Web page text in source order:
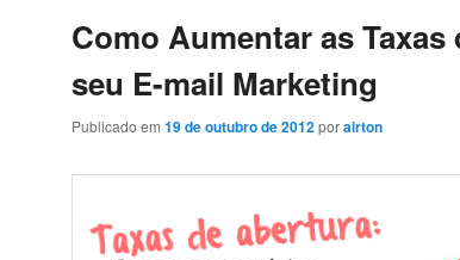
conteúdo
conteúdo
Como Aumentar as
seu E-mail Marketing
Publicado em 19 de outubro de 2012porairton